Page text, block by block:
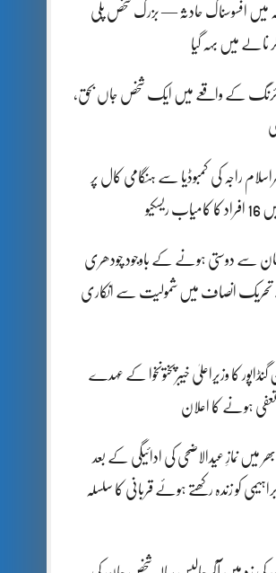
میں افسوسناک حادثہ — بزرگ شخص پلی
نالے میں بہہ گیا
کے واقعے میں ایک شخص جاں بحق،
راجہ کی کمبوڈیا سے ہنگامی کال پر
ریسکیو
سے دوستی ہونے کے باوجود چودھری
تحریک انصاف میں شمولیت سے انکاری
گنڈاپور کا وزیراعلیٰ خیبرپختونخوا کے عہدے
ہونے کا اعلان
میں نمازِ عیدالاضحی کی ادائیگی کے بعد
کو زندہ رکھتے ہوئے قربانی کا سلسلہ